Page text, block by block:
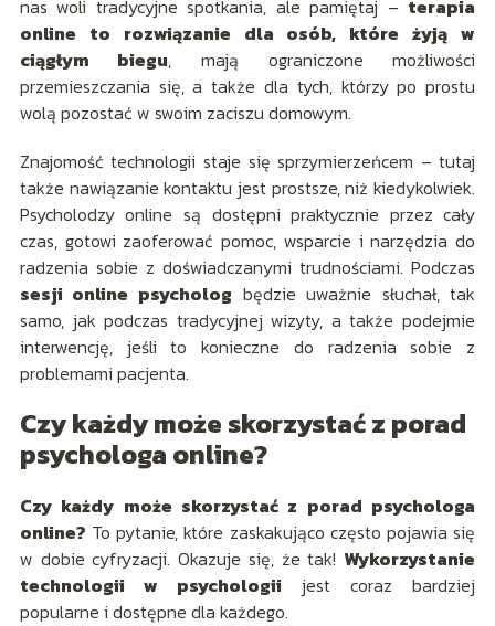
nas woli tradycyjne spotkania, ale pamiętaj – terapia
online to rozwiązanie dla osób, które żyją w
ciągłym biegu, mają ograniczone możliwości
przemieszczania się, a także dla tych, którzy po prostu
wolą pozostać w swoim zaciszu domowym.
Znajomość technologii staje się sprzymierzeńcem – tutaj
także nawiązanie kontaktu jest prostsze, niż kiedykolwiek.
Psycholodzy online są dostępni praktycznie przez cały
czas, gotowi zaoferować pomoc, wsparcie i narzędzia do
radzenia sobie z doświadczanymi trudnościami. Podczas
sesji online psycholog będzie uważnie słuchał, tak
samo, jak podczas tradycyjnej wizyty, a także podejmie
interwencję, jeśli to konieczne do radzenia sobie z
problemami pacjenta.
Czy każdy może skorzystać z porad
psychologa online?
Czy każdy może skorzystać z porad psychologa
online? To pytanie, które zaskakująco często pojawia się
w dobie cyfryzacji. Okazuje się, że tak!Wykorzystanie
technologii w psychologii jest coraz bardziej
popularne i dostępne dla każdego.